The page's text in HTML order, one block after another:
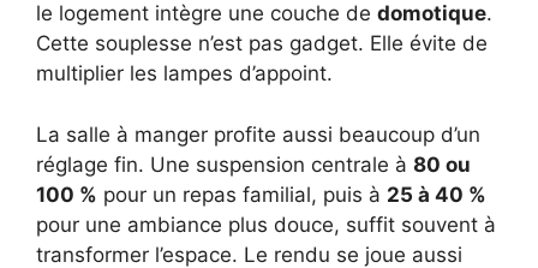
le logement intègre une couche de domotique.
Cette souplesse n’est pas gadget. Elle évite de
multiplier les lampes d’appoint.
La salle à manger profite aussi beaucoup d’un
réglage fin. Une suspension centrale à 80 ou
100 % pour un repas familial, puis à 25 à 40 %
pour une ambiance plus douce, suffit souvent à
transformer l’espace. Le rendu se joue aussi